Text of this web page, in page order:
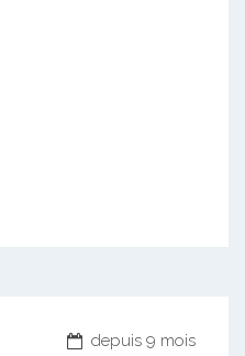
depuis 9 mois